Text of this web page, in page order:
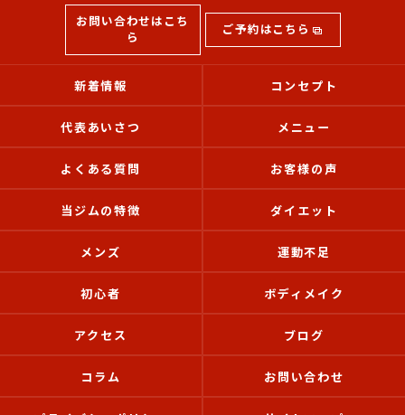
お問い合わせはこち
ら
ご予約はこちら
新着情報 コンセプト
代表あいさつ メニュー
よくある質問 お客様の声
当ジムの特徴 ダイエット
メンズ 運動不足
初心者 ボディメイク
アクセス ブログ
コラム お問い合わせ